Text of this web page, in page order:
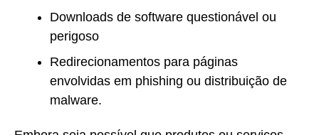
Downloads de software questionável ou
perigoso
Redirecionamentos para páginas
envolvidas em phishing ou distribuição de
malware.